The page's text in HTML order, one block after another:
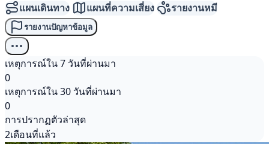
แผนเดินทาง แผนที่ความเสี่ยง รายงานหมี
รายงานปัญหาข้อมูล
เหตุการณ์ใน 7 วันที่ผ่านมา
0
เหตุการณ์ใน 30 วันที่ผ่านมา
0
การปรากฏตัวล่าสุด
2เดือนที่แล้ว